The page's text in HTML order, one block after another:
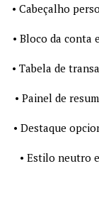
• Cabeçalho
• Bloco da conta
• Tabela de
• Painel de
• Destaque
• Estilo neutro